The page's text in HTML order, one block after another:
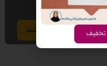
نامه
تخفیف